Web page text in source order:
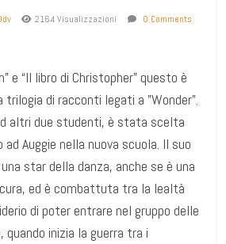
2164 Visualizzazioni 0 Comments
e “Il libro di Christopher” questo è
trilogia di racconti legati a ”Wonder”.
altri due studenti, è stata scelta
Auggie nella nuova scuola. Il suo
star della danza, anche se è una
ed è combattuta tra la lealtà
di poter entrare nel gruppo delle
quando inizia la guerra tra i